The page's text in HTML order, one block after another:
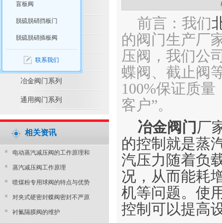
脱硫脱硝阀门系列
水利控制阀系列
电站阀门系列
冶金阀门系列
通用阀门系列
相关资讯
电动蒸汽减压阀的工作原理和
蒸汽减压阀工作原理
喷煤粉专用球阀的特点与优势
对夹式硬密封蝶阀密封不严原
衬氟隔膜阀的维护
前言：我们
的阀门生产厂
压阀，我们公
蝶阀、截止阀
100%保证质
客户”。
冶金阀门 厂
的控制就是蒸
汽压力随着负
况，从而能耗
机等问题。使
控制可以提高
盲板阀
脱硫脱硝挡板门
脱硫脱硝插板阀
联系我们